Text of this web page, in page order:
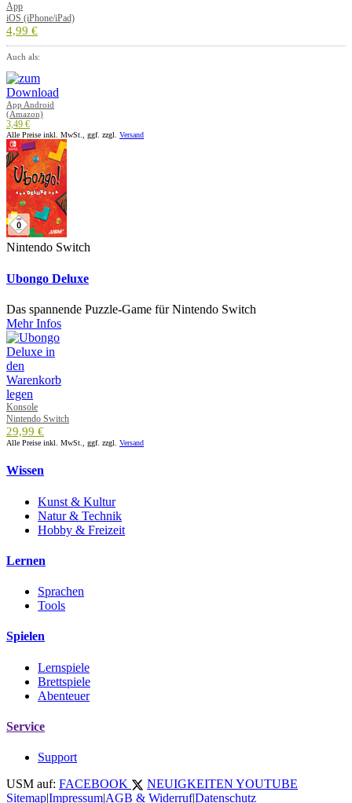
App
iOS (iPhone/iPad)
4,99 €
Auch als:
App Android
(Amazon)
3,49 €
Alle Preise inkl. MwSt., ggf. zzgl. Versand
Nintendo Switch
Ubongo Deluxe
Das spannende Puzzle-Game für Nintendo Switch
Mehr Infos
Konsole
Nintendo Switch
29,99 €
Alle Preise inkl. MwSt., ggf. zzgl. Versand
Wissen
Kunst & Kultur
Natur & Technik
Hobby & Freizeit
Lernen
Sprachen
Tools
Spielen
Lernspiele
Brettspiele
Abenteuer
Service
Support
USM auf: FACEBOOK NEUIGKEITEN YOUTUBE
Sitemap|Impressum|AGB & Widerruf|Datenschutz